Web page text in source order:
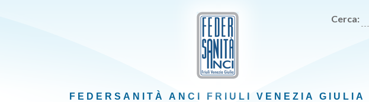
Cerca:
FEDERSANITÀ ANCI FRIULI VENEZIA GIULIA